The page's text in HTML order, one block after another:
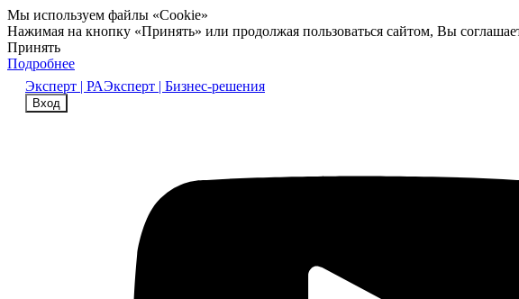
Мы используем файлы «Cookie»
Нажимая на кнопку «Принять» или продолжая пользоваться сайтом, Вы
Принять
Подробнее
Эксперт | РАЭксперт | Бизнес-решения
Вход